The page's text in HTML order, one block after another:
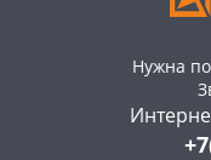
Нужна